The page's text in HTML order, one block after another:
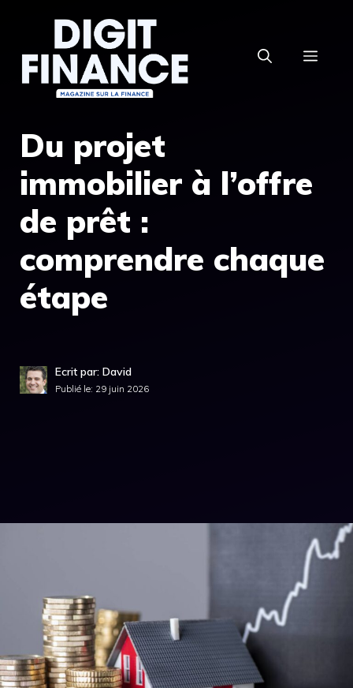
contenu
Du projet
immobilier à l’offre
de prêt :
comprendre chaque
étape
Ecrit par: David
Publié le: 29 juin 2026